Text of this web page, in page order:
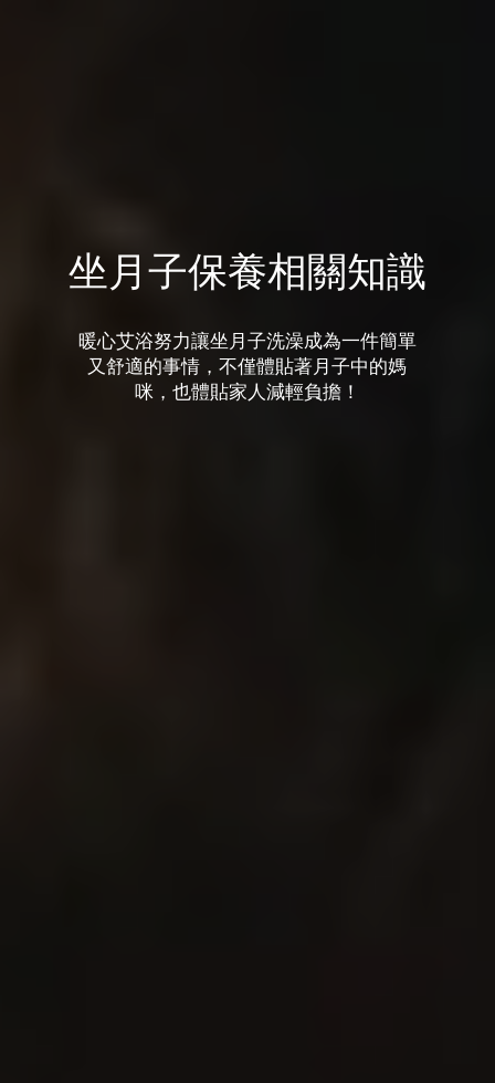
坐月子保養相關知識
暖心艾浴努力讓坐月子洗澡成為一件簡單
又舒適的事情，不僅體貼著月子中的媽
咪，也體貼家人減輕負擔！